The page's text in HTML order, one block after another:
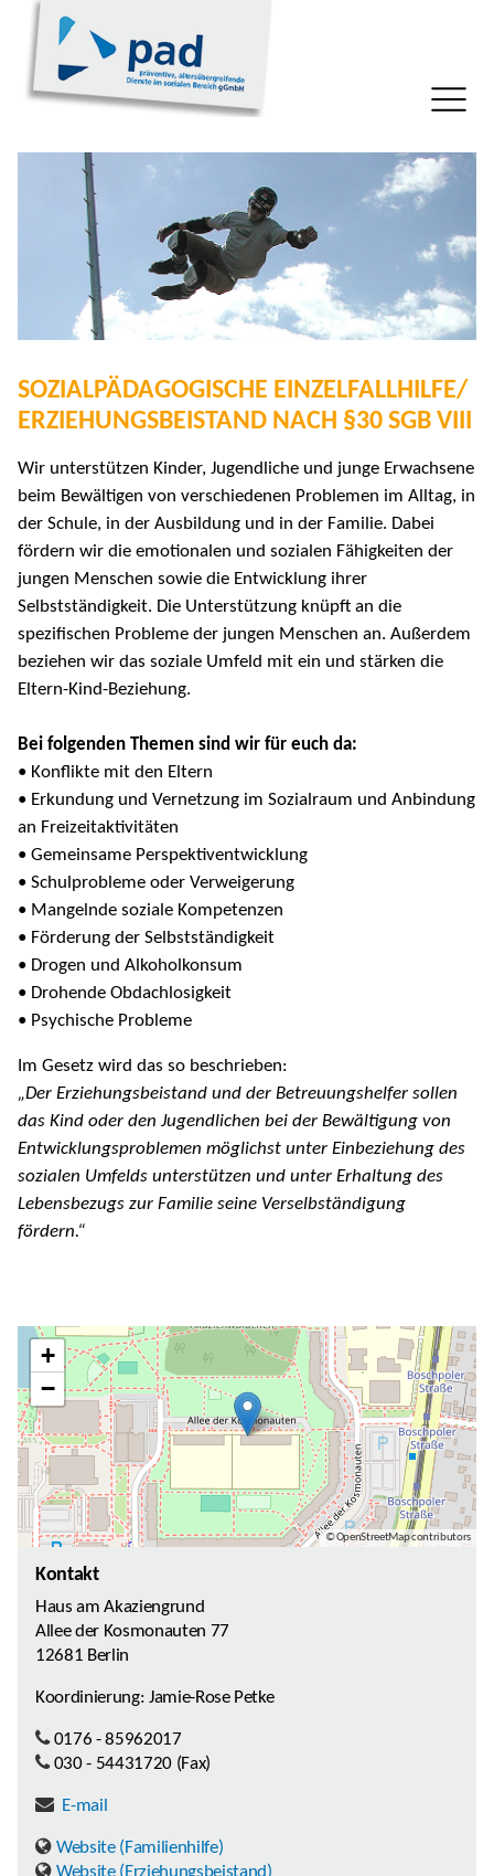
SOZIALPÄDAGOGISCHE EINZELFALLHILFE/
ERZIEHUNGSBEISTAND NACH §30 SGB VIII
Wir unterstützen Kinder, Jugendliche und junge Erwachsene
beim Bewältigen von verschiedenen Problemen im Alltag, in
der Schule, in der Ausbildung und in der Familie. Dabei
fördern wir die emotionalen und sozialen Fähigkeiten der
jungen Menschen sowie die Entwicklung ihrer
Selbstständigkeit. Die Unterstützung knüpft an die
spezifischen Probleme der jungen Menschen an. Außerdem
beziehen wir das soziale Umfeld mit ein und stärken die
Eltern-Kind-Beziehung.
Bei folgenden Themen sind wir für euch da:
• Konflikte mit den Eltern
• Erkundung und Vernetzung im Sozialraum und Anbindung
an Freizeitaktivitäten
• Gemeinsame Perspektiventwicklung
• Schulprobleme oder Verweigerung
• Mangelnde soziale Kompetenzen
• Förderung der Selbstständigkeit
• Drogen und Alkoholkonsum
• Drohende Obdachlosigkeit
• Psychische Probleme
Im Gesetz wird das so beschrieben:
„Der Erziehungsbeistand und der Betreuungshelfer sollen
das Kind oder den Jugendlichen bei der Bewältigung von
Entwicklungsproblemen möglichst unter Einbeziehung des
sozialen Umfelds unterstützen und unter Erhaltung des
Lebensbezugs zur Familie seine Verselbständigung
fördern.“
+
−
© OpenStreetMap contributors
Kontakt
Haus am Akaziengrund
Allee der Kosmonauten 77
12681 Berlin
Koordinierung: Jamie-Rose Petke
0176 - 85962017
030 - 54431720 (Fax)
E-mail
Website (Familienhilfe)